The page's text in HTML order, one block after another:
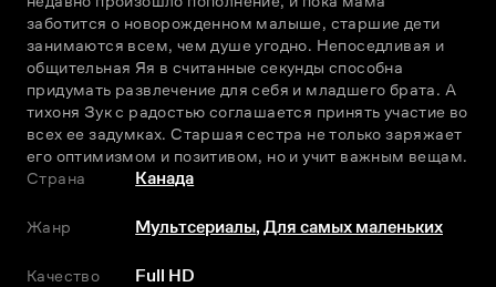
заботится о новорожденном малыше, старшие дети
занимаются всем, чем душе угодно. Непоседливая и
общительная Яя в считанные секунды способна
придумать развлечение для себя и младшего брата. А
тихоня Зук с радостью соглашается принять участие во
всех еe задумках. Старшая сестра не только заряжает
его оптимизмом и позитивом, но и учит важным вещам.
Страна
Канада
Жанр Мультсериалы,Для самых маленьких
Качество Full HD